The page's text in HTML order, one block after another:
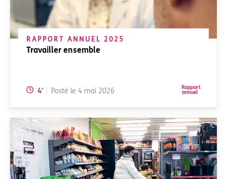
RAPPORT ANNUEL 2025
Travailler ensemble
Temps de lecture:
4' Posté le 4 mai 2026